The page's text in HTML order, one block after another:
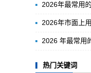
2026年最常用
2026年市面上
2026 年最常用
热门关键词